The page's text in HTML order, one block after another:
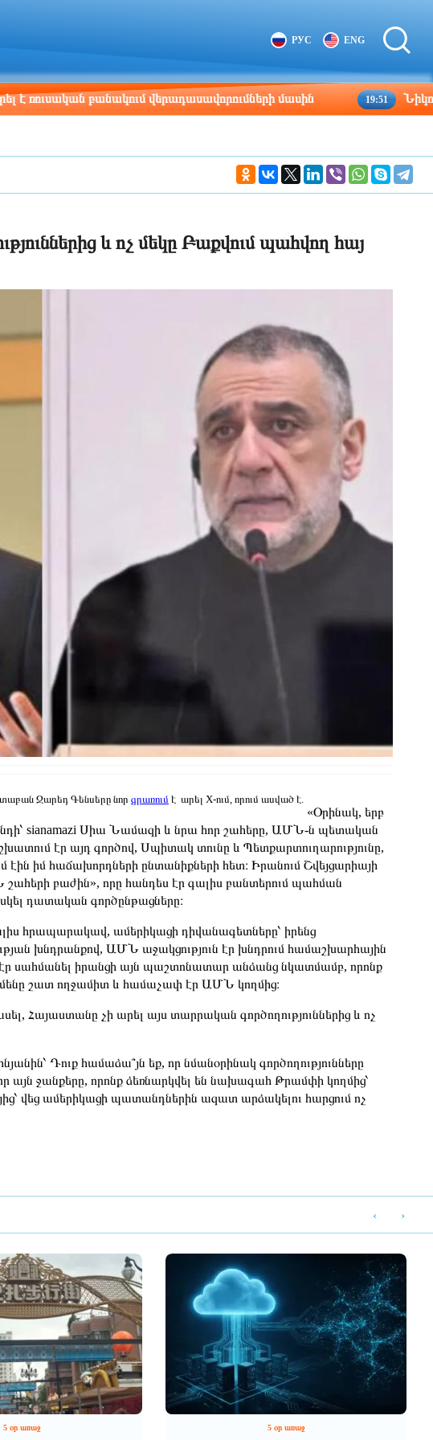
РУС ENG
բանակում վերադասավորումների մասին 19:51 Նիկոլայ
և ոչ մեկը Բաքվում պահվող հայ
Ջարեդ Գենսերը նոր գրառում է արել X-ում, որում ասված է.
«Օրինակ, երբ
sianamazi Սիա Նամազի և նրա հոր շահերը, ԱՄՆ-ն պետական
էր այդ գործով, Սպիտակ տունը և Պետքարտուղարությունը,
իմ հաճախորդների ընտանիքների հետ։ Իրանում Շվեյցարիայի
բաժին», որը հանդես էր գալիս բանտերում պահման
դատական գործընթացները։
հրապարակավ, ամերիկացի դիվանագետները՝ իրենց
խնդրանքով, ԱՄՆ աջակցություն էր խնդրում համաշխարհային
սահմանել իրանցի այն պաշտոնատար անձանց նկատմամբ, որոնք
շատ ողջամիտ և համաչափ էր ԱՄՆ կողմից։
Հայաստանը չի արել այս տարրական գործողություններից և ոչ
Դուք համաձա՞յն եք, որ նմանօրինակ գործողությունները
այն ջանքերը, որոնք ձեռնարկվել են նախագահ Թրամփի կողմից՝
վեց ամերիկացի պատանդներին ազատ արձակելու հարցում ոչ
5 օր առաջ 5 օր առաջ
‹ ›